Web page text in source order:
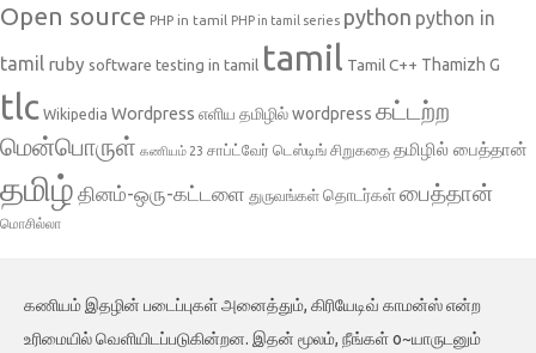
Open source PHP in tamil PHP in tamil series python python in
tamil ruby software testing in tamil tamil Tamil C++ Thamizh G
tlc Wikipedia Wordpress எளிய தமிழில் wordpress கட்டற்ற
மென்பொருள் கணியம் 23 சாப்ட்வேர் டெஸ்டிங் சிறுகதை தமிழில் பைத்தான்
தமிழ் தினம்-ஒரு-கட்டளை துருவங்கள் தொடர்கள்பைத்தான்
மொசில்லா
கணியம் இதழின் படைப்புகள் அனைத்தும், கிரியேடிவ் காமன்ஸ் என்ற
உரிமையில் வெளியிடப்படுகின்றன. இதன் மூலம், நீங்கள் o~யாருடனும்